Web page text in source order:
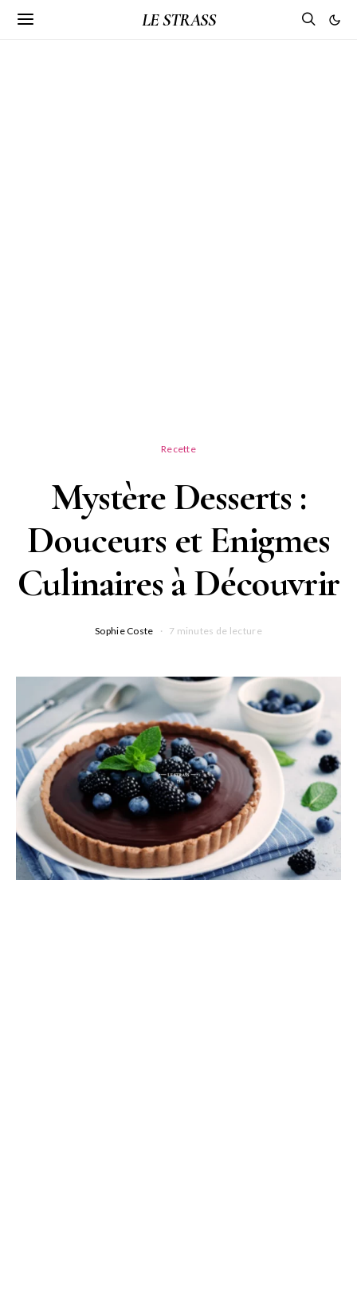
LE STRASS
Recette
Mystère Desserts :
Douceurs et Enigmes
Culinaires à Découvrir
Sophie Coste 7 minutes de lecture